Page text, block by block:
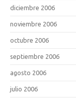
diciembre 2006
noviembre 2006
octubre 2006
septiembre 2006
agosto 2006
julio 2006